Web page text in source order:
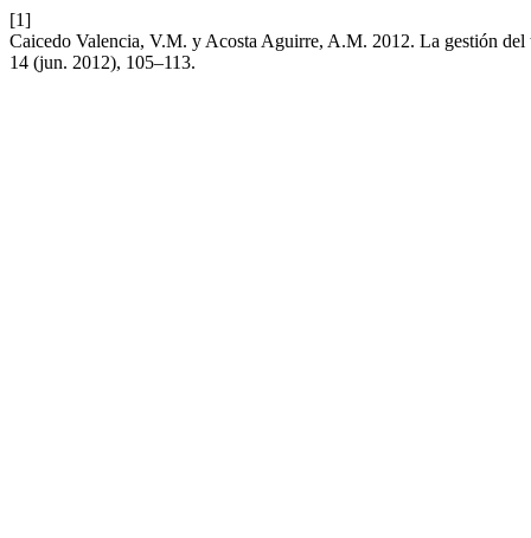
[1]
Caicedo Valencia, V.M. y Acosta Aguirre, A.M. 2012. La gestión
14 (jun. 2012), 105–113.